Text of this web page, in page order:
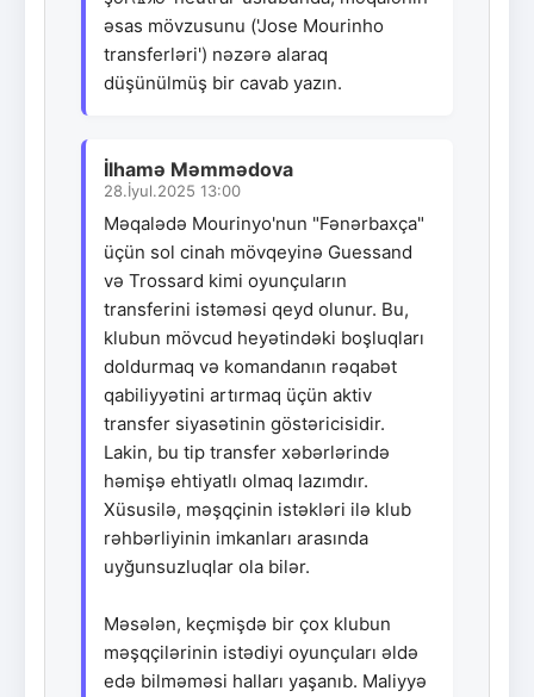
əsas mövzusunu ('Jose Mourinho
transferləri') nəzərə alaraq
düşünülmüş bir cavab yazın.
İlhamə Məmmədova
28.İyul.2025 13:00
Məqalədə Mourinyo'nun "Fənərbaxça"
üçün sol cinah mövqeyinə Guessand
və Trossard kimi oyunçuların
transferini istəməsi qeyd olunur. Bu,
klubun mövcud heyətindəki boşluqları
doldurmaq və komandanın rəqabət
qabiliyyətini artırmaq üçün aktiv
transfer siyasətinin göstəricisidir.
Lakin, bu tip transfer xəbərlərində
həmişə ehtiyatlı olmaq lazımdır.
Xüsusilə, məşqçinin istəkləri ilə klub
rəhbərliyinin imkanları arasında
uyğunsuzluqlar ola bilər.
Məsələn, keçmişdə bir çox klubun
məşqçilərinin istədiyi oyunçuları əldə
edə bilməməsi halları yaşanıb. Maliyyə